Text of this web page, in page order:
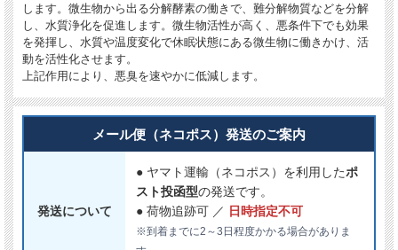
します。微生物から出る分解酵素の働きで、難分解物質などを分解
し、水質浄化を促進します。微生物活性が高く、悪条件下でも効果
を発揮し、水質や温度変化で休眠状態にある微生物に働きかけ、活
動を活性化させます。
上記作用により、悪臭を速やかに低減します。
メール便（ネコポス）発送のご案内
発送について
● ヤマト運輸（ネコポス）を利用したポ
スト投函型の発送です。
● 荷物追跡可 ／ 日時指定不可
※到着までに2～3日程度かかる場合がありま